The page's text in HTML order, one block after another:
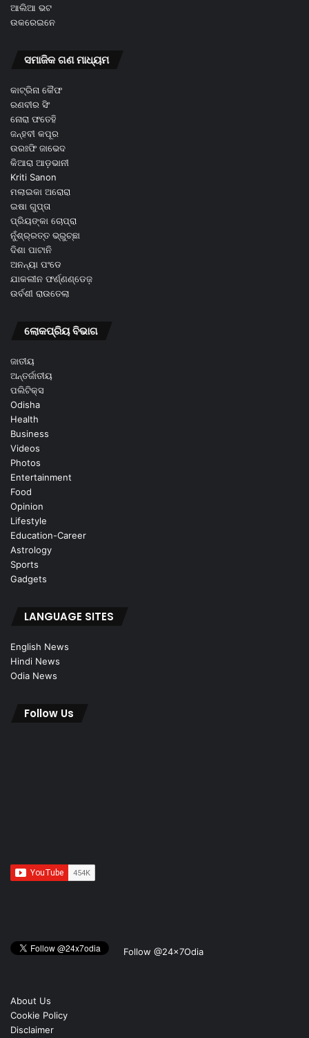
ଆଲିଆ ଭଟ
ଉକରେଇନେ
ସମାଜିକ ଗଣ ମାଧ୍ୟମ
କାଟ୍ରିନା କୈଫ
ରଣବୀର ସିଂ
ନୋରା ଫତେହି
ଜନ୍ହବୀ କପୂର
ଉରଃଫି ଜାଭେଦ
କିଆରା ଆଡ଼ଭାନୀ
Kriti Sanon
ମଲାଇକା ଅରୋରା
ଇଷା ଗୁପ୍ତା
ପ୍ରିୟଙ୍କା ଚୋପ୍ରା
ନୁଁଶ୍ର୍ରତ୍ତ ଭ୍ରୁଚ୍ଛା
ଦିଶା ପାଟାନି
ଅନନ୍ୟା ପଂଡେ
ଯାକଲୀନ ଫର୍ଣ୍ଣଣ୍ଡେଜ଼
ଉର୍ବଶୀ ରାଉତେଲା
ଲୋକପ୍ରିୟ ବିଭାଗ
ଜାତୀୟ
ଅନ୍ତର୍ଜାତୀୟ
ପଲିଟିକ୍ସ
Odisha
Health
Business
Videos
Photos
Entertainment
Food
Opinion
Lifestyle
Education-Career
Astrology
Sports
Gadgets
LANGUAGE SITES
English News
Hindi News
Odia News
Follow Us
Follow @24x7Odia
About Us
Cookie Policy
Disclaimer